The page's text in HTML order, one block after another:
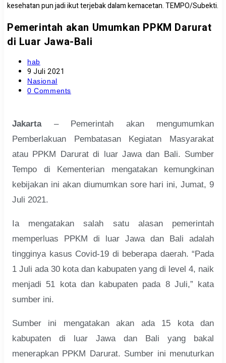
kesehatan pun jadi ikut terjebak dalam kemacetan. TEMPO/Subekti.
Pemerintah akan Umumkan PPKM Darurat
di Luar Jawa-Bali
hab
9 Juli 2021
Nasional
0 Comments
Jakarta– Pemerintah akan mengumumkan
Pemberlakuan Pembatasan Kegiatan Masyarakat
atau PPKM Darurat di luar Jawa dan Bali. Sumber
Tempo di Kementerian mengatakan kemungkinan
kebijakan ini akan diumumkan sore hari ini, Jumat, 9
Juli 2021.
Ia mengatakan salah satu alasan pemerintah
memperluas PPKM di luar Jawa dan Bali adalah
tingginya kasus Covid-19 di beberapa daerah. “Pada
1 Juli ada 30 kota dan kabupaten yang di level 4, naik
menjadi 51 kota dan kabupaten pada 8 Juli,” kata
sumber ini.
Sumber ini mengatakan akan ada 15 kota dan
kabupaten di luar Jawa dan Bali yang bakal
menerapkan PPKM Darurat. Sumber ini menuturkan